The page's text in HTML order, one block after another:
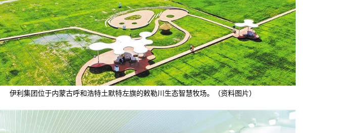
伊利集团位于内蒙古呼和浩特土默特左旗的敕勒川生态智慧牧场。（资料图片）